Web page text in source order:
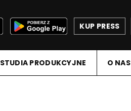
KUP PRESS
STUDIA PRODUKCYJNE O NAS